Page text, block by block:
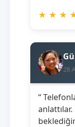
★ ★ ★
28
“